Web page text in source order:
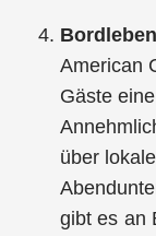
American
Gäste
über
gibt es an